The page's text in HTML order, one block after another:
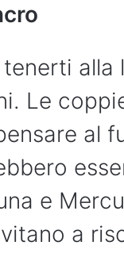
alla
Le
al
e
a